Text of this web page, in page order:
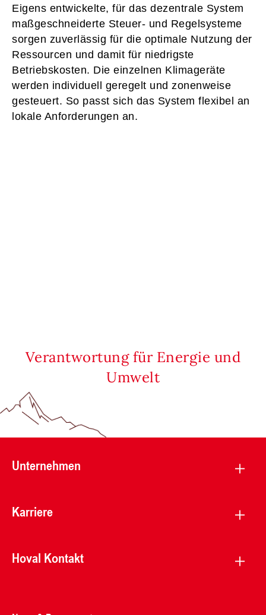
Eigens entwickelte, für das dezentrale System
maßgeschneiderte Steuer- und Regelsysteme
sorgen zuverlässig für die optimale Nutzung der
Ressourcen und damit für niedrigste
Betriebskosten. Die einzelnen Klimageräte
werden individuell geregelt und zonenweise
gesteuert. So passt sich das System flexibel an
lokale Anforderungen an.
Verantwortung für Energie und
Umwelt
Unternehmen
Karriere
Hoval Kontakt